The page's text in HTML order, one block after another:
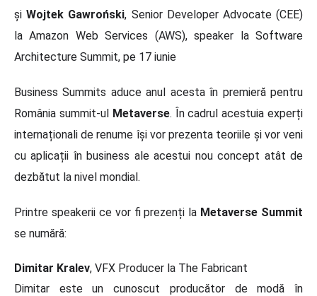
șiWojtek Gawroński, Senior Developer Advocate (CEE)
la Amazon Web Services (AWS), speaker la Software
Architecture Summit, pe 17 iunie
Business Summits aduce anul acesta în premieră pentru
România summit-ul Metaverse. În cadrul acestuia experți
internaționali de renume își vor prezenta teoriile și vor veni
cu aplicații în business ale acestui nou concept atât de
dezbătut la nivel mondial.
Printre speakerii ce vor fi prezenți la Metaverse Summit
se numără:
Dimitar Kralev, VFX Producer la The Fabricant
Dimitar este un cunoscut producător de modă în